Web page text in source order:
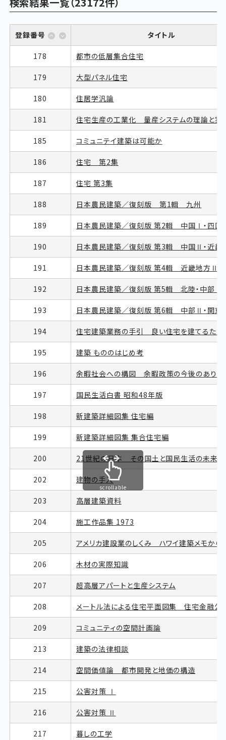
登録番号 タイトル
178 都市の低層集合住宅
179 大型パネル住宅
180 住居学汎論
181 住宅生産の工業化 量産システムの理論と実
185 コミュニテイ建築は可能か
186 住宅 第2集
187 住宅 第3集
188 日本農民建築／復刻版 第1輯 九州
189 日本農民建築／復刻版 第2輯 中国Ⅰ・四国
190 日本農民建築／復刻版 第3輯 中国Ⅱ・近
191 日本農民建築／復刻版 第4輯 近畿地方Ⅱ
192 日本農民建築／復刻版 第5輯 北陸・中部Ⅰ
193 日本農民建築／復刻版 第6輯 中部Ⅱ・関
194 住宅建築業務の手引 良い住宅を建てるため
195 建築 もののはじめ考
196 余暇社会への構図 余暇政策の今後のあり方
197 国民生活白書 昭和48年版
198 新建築詳細図集 住宅編
199 新建築詳細図集 集合住宅編
200 21世紀の日本 その国土と国民生活の未来像
202 建物の手入
203 高層建築資料
204 施工作品集 1973
205 アメリカ建設業のしくみ ハワイ建築メモから
206 木材の実際知識
207 超高層アパートと生産システム
208 メートル法による住宅平面図集 住宅金融公
209 コミュニティの空間計画論
213 建築の法律相談
214 空間価値論 都市開発と地価の構造
215 公害対策 Ⅰ
216 公害対策 Ⅱ
217 暮しの工学
scrollable